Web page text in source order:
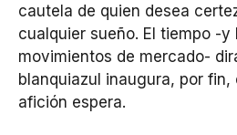
cautela de quien desea
cualquier sueño. El tiempo -y
movimientos de mercado-
blanquiazul inaugura, por fin,
afición espera.